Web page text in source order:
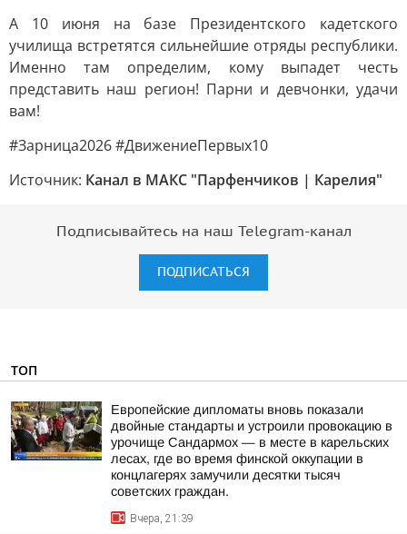
А 10 июня на базе Президентского кадетского
училища встретятся сильнейшие отряды республики.
Именно там определим, кому выпадет честь
представить наш регион! Парни и девчонки, удачи
вам!
#Зарница2026 #ДвижениеПервых10
Источник: Канал в МАКС "Парфенчиков | Карелия"
Подписывайтесь на наш Telegram-канал
ПОДПИСАТЬСЯ
ТОП
Европейские дипломаты вновь показали
двойные стандарты и устроили провокацию в
урочище Сандармох — в месте в карельских
лесах, где во время финской оккупации в
концлагерях замучили десятки тысяч
советских граждан.
Вчера, 21:39